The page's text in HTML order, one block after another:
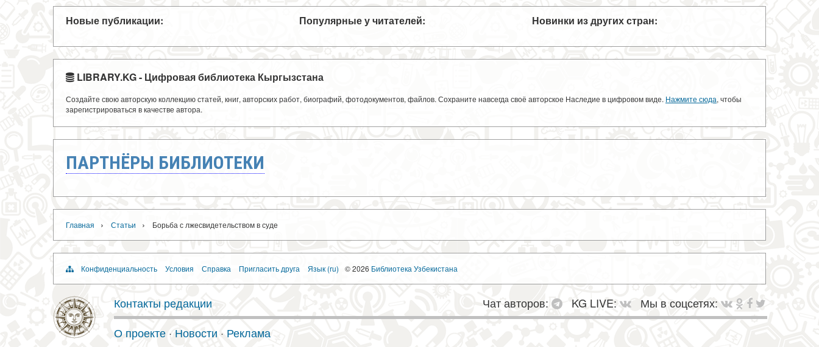
Новые публикации: Популярные у читателей: Новинки из других стран:
LIBRARY.KG - Цифровая библиотека Кыргызстана
Создайте свою авторскую коллекцию статей, книг, авторских работ, биографий, фотодокументов, файлов. Сохраните навсегда своё авторское Наследие в цифровом виде. Нажмите сюда, чтобы
зарегистрироваться в качестве автора.
ПАРТНЁРЫ БИБЛИОТЕКИ
Главная › Статьи › Борьба с лжесвидетельством в суде
Конфиденциальность Условия Справка Пригласить друга Язык (ru) © 2026 Библиотека Узбекистана
Контакты редакции Чат авторов: KG LIVE:
Мы в соцсетях:
О проекте · Новости · Реклама